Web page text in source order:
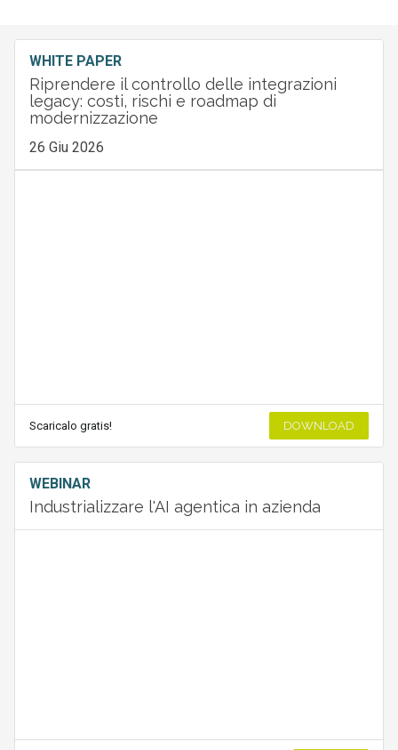
WHITE PAPER
Riprendere il controllo delle integrazioni
legacy: costi, rischi e roadmap di
modernizzazione
26 Giu 2026
Scaricalo gratis! DOWNLOAD
WEBINAR
Industrializzare l'AI agentica in azienda